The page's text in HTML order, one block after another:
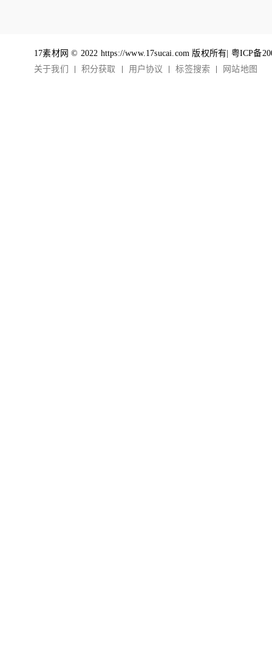
17素材网 © 2022 https://www.17sucai.com 版权所有| 粤ICP备
关于我们
积分获取 用户协议 标签搜索 网站地图